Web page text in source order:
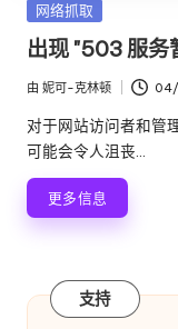
理
服
务
器
[
免
费
试
络
代
试
用、
代
理
置
程、
网
发
布
在
网络抓取
出现 "503 服务
发
布
者
由 妮可-克林顿
对于网站访问者和管
可能会令人沮丧...
更多信息
支持